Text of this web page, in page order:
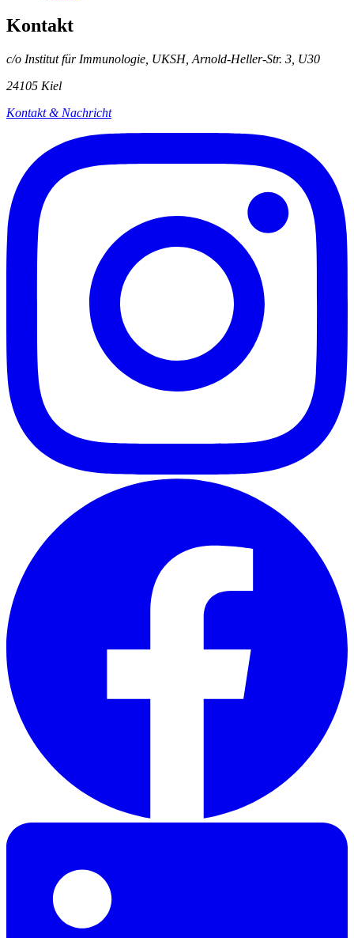
Kontakt
c/o Institut für Immunologie, UKSH, Arnold-Heller-Str. 3, U30
24105 Kiel
Kontakt & Nachricht